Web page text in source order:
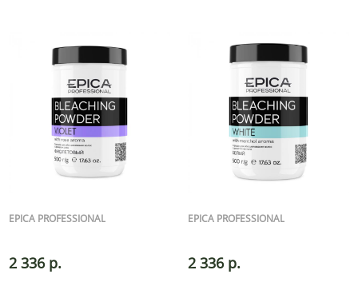
EPICA PROFESSIONAL
2 336 р.
EPICA PROFESSIONAL
2 336 р.